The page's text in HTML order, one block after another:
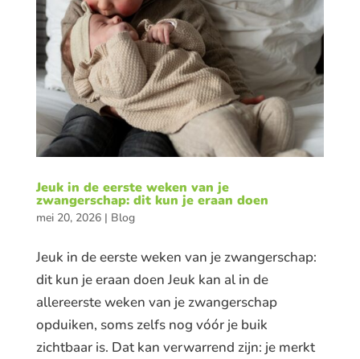
Jeuk in de eerste weken van je
zwangerschap: dit kun je eraan doen
mei 20, 2026| Blog
Jeuk in de eerste weken van je zwangerschap:
dit kun je eraan doen Jeuk kan al in de
allereerste weken van je zwangerschap
opduiken, soms zelfs nog vóór je buik
zichtbaar is. Dat kan verwarrend zijn: je merkt